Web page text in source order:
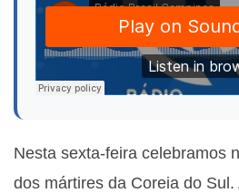
Nesta sexta-feira celebramos
dos mártires da Coreia do